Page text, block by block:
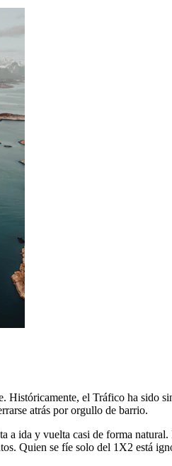
Históricamente, el Tráfico ha sido
atrás por orgullo de barrio.
a ida y vuelta casi de forma
Quien se fíe solo del 1X2 está